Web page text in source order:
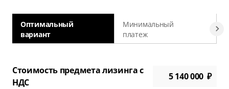
Оптимальный
вариант
Минимальный
платеж
Стоимость предмета лизинга с
НДС